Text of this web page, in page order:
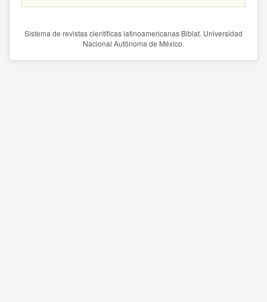
Sistema de revistas científicas latinoamericanas Biblat. Universidad
Nacional Autónoma de México.